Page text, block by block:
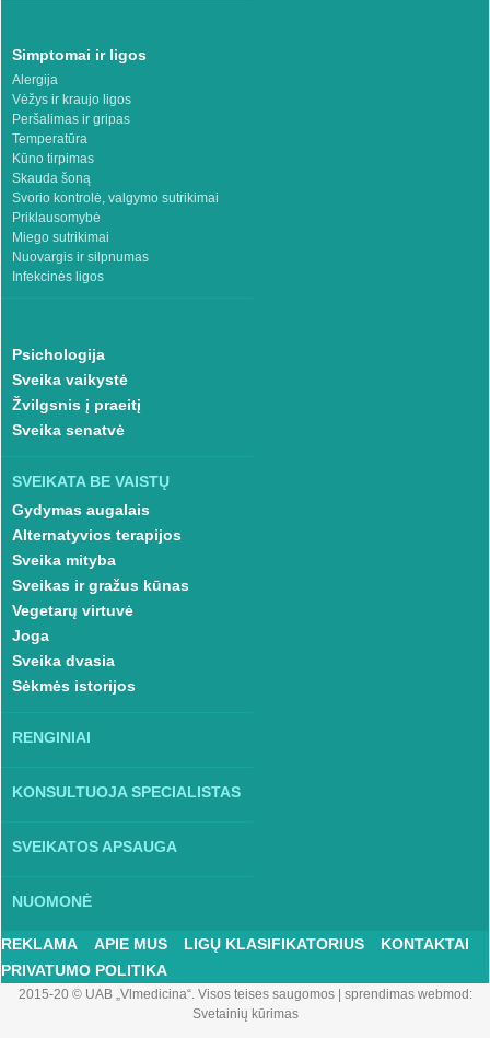
Simptomai ir ligos
Alergija
Vėžys ir kraujo ligos
Peršalimas ir gripas
Temperatūra
Kūno tirpimas
Skauda šoną
Svorio kontrolė, valgymo sutrikimai
Priklausomybė
Miego sutrikimai
Nuovargis ir silpnumas
Infekcinės ligos
Psichologija
Sveika vaikystė
Žvilgsnis į praeitį
Sveika senatvė
SVEIKATA BE VAISTŲ
Gydymas augalais
Alternatyvios terapijos
Sveika mityba
Sveikas ir gražus kūnas
Vegetarų virtuvė
Joga
Sveika dvasia
Sėkmės istorijos
RENGINIAI
KONSULTUOJA SPECIALISTAS
SVEIKATOS APSAUGA
NUOMONĖ
REKLAMA APIE MUS LIGŲ KLASIFIKATORIUS
KONTAKTAI
PRIVATUMO POLITIKA
2015-20 © UAB „Vlmedicina“. Visos teises saugomos| sprendimas webmod:
Svetainių kūrimas